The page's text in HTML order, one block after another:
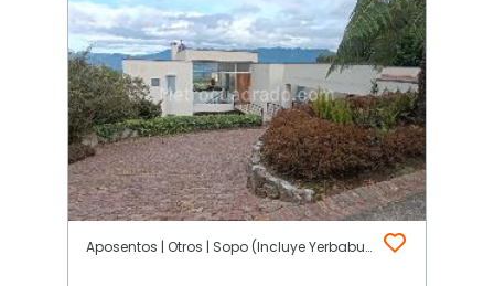
Aposentos | Otros | Sopo (Incluye Yerbabuena)